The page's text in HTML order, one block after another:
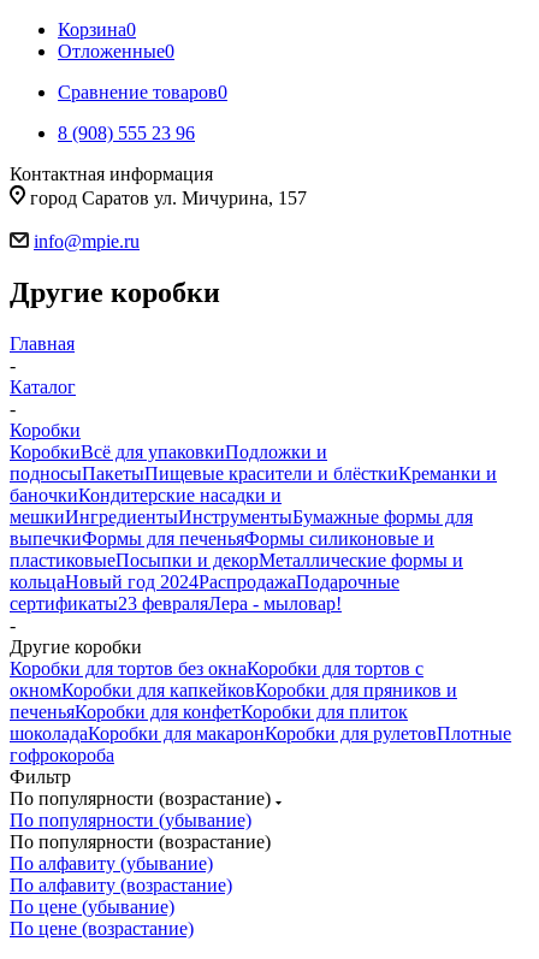
Корзина0
Отложенные0
Сравнение товаров0
8 (908) 555 23 96
Контактная информация
город Саратов ул. Мичурина, 157
info@mpie.ru
Другие коробки
Главная
-
Каталог
-
Коробки
КоробкиВсё для упаковкиПодложки и
подносыПакетыПищевые красители и блёсткиКреманки и
баночкиКондитерские насадки и
мешкиИнгредиентыИнструментыБумажные формы для
выпечкиФормы для печеньяФормы силиконовые и
пластиковыеПосыпки и декорМеталлические формы и
кольцаНовый год 2024РаспродажаПодарочные
сертификаты23 февраляЛера - мыловар!
-
Другие коробки
Коробки для тортов без окнаКоробки для тортов с
окномКоробки для капкейковКоробки для пряников и
печеньяКоробки для конфетКоробки для плиток
шоколадаКоробки для макаронКоробки для рулетовПлотные
гофрокороба
Фильтр
По популярности (возрастание)
По популярности (убывание)
По популярности (возрастание)
По алфавиту (убывание)
По алфавиту (возрастание)
По цене (убывание)
По цене (возрастание)